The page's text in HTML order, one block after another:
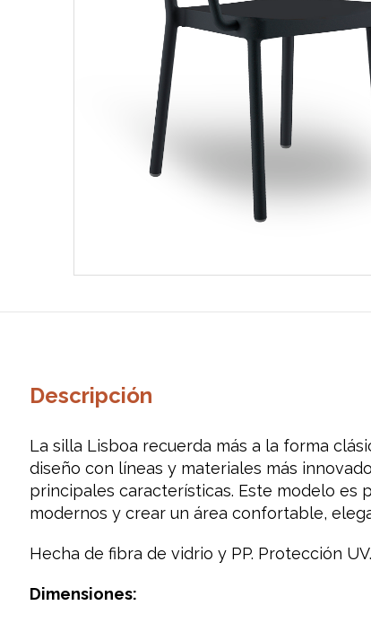
Descripción
La silla Lisboa recuerda más a la forma
diseño con líneas y materiales más
principales características. Este modelo
modernos y crear un área confortable,
Hecha de fibra de vidrio y PP. Protección UV.
Dimensiones: